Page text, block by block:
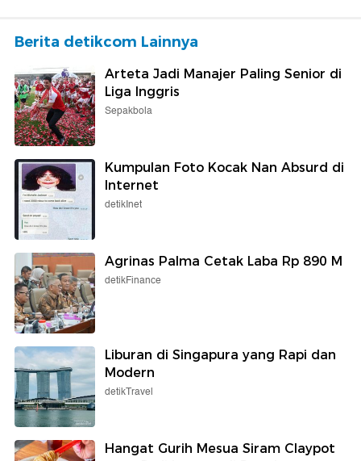
Berita detikcom Lainnya
Arteta Jadi Manajer Paling Senior di
Liga Inggris
Sepakbola
Kumpulan Foto Kocak Nan Absurd di
Internet
detikInet
Agrinas Palma Cetak Laba Rp 890 M
detikFinance
Liburan di Singapura yang Rapi dan
Modern
detikTravel
Hangat Gurih Mesua Siram Claypot